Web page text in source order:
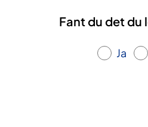
Fant du det du
Ja